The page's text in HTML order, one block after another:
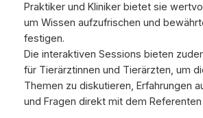
Praktiker und Kliniker bietet sie
um Wissen aufzufrischen und
festigen.
Die interaktiven Sessions bieten
für Tierärztinnen und Tierärzten, um
Themen zu diskutieren, Erfahrungen
und Fragen direkt mit dem